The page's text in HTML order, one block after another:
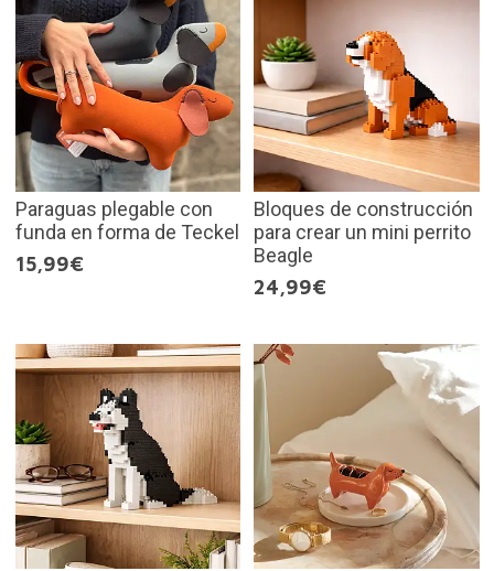
Paraguas plegable con
funda en forma de Teckel
15,99€
Bloques de construcción
para crear un mini perrito
Beagle
24,99€